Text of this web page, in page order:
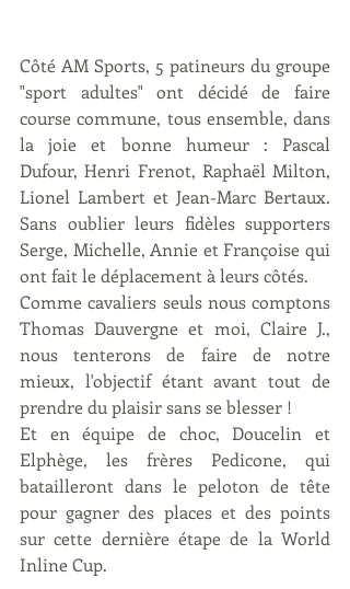
Côté AM Sports, 5 patineurs du groupe
"sport adultes" ont décidé de faire
course commune, tous ensemble, dans
la joie et bonne humeur : Pascal
Dufour, Henri Frenot, Raphaël Milton,
Lionel Lambert et Jean-Marc Bertaux.
Sans oublier leurs fidèles supporters
Serge, Michelle, Annie et Françoise qui
ont fait le déplacement à leurs côtés.
Comme cavaliers seuls nous comptons
Thomas Dauvergne et moi, Claire J.,
nous tenterons de faire de notre
mieux, l'objectif étant avant tout de
prendre du plaisir sans se blesser !
Et en équipe de choc, Doucelin et
Elphège, les frères Pedicone, qui
batailleront dans le peloton de tête
pour gagner des places et des points
sur cette dernière étape de la World
Inline Cup.